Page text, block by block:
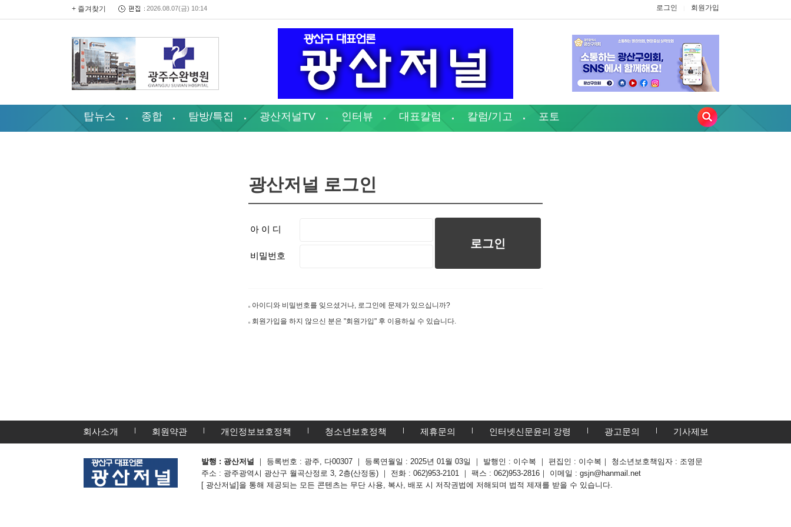
+ 즐겨찾기 2026.08.07(금) 10:14 로그인 회원가입
탑뉴스 종합 탐방/특집 광산저널TV 인터뷰 대표칼럼 칼럼/기고 포토
광산저널 로그인
아 이 디
비밀번호
아이디와 비밀번호를 잊으셨거나, 로그인에 문제가 있으십니까?
회원가입을 하지 않으신 분은 "회원가입" 후 이용하실 수 있습니다.
회사소개 회원약관 개인정보보호정책 청소년보호정책 제휴문의 인터넷신문윤리 강령 광고문의 기사제보
발행 : 광산저널 ｜ 등록번호 : 광주, 다00307 ｜ 등록연월일 : 2025년 01월 03일 ｜ 발행인 : 이수복 ｜ 편집인 : 이수복｜ 청소년보호책임자 : 조영문
주소 : 광주광역시 광산구 월곡산정로 3, 2층(산정동) ｜ 전화 : 062)953-2101 ｜ 팩스 : 062)953-2816｜ 이메일 : gsjn@hanmail.net
[ 광산저널]을 통해 제공되는 모든 콘텐츠는 무단 사용, 복사, 배포 시 저작권법에 저해되며 법적 제재를 받을 수 있습니다.